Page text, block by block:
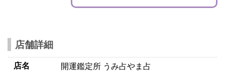
店舗詳細
店名
開運鑑定所 うみ占やま占